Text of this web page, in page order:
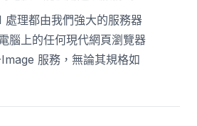
處理都由我們強大的服務器
腦上的任何現代網頁瀏覽器
服務，無論其規格如